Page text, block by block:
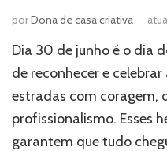
porDona de casa criativa
Dia 30 de junho é o dia
de reconhecer e
estradas com coragem,
profissionalismo. Esses
garantem que tudo